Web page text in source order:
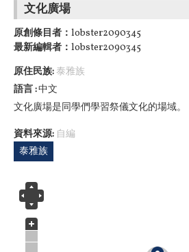
文化廣場
原創條目者： lobster2090345
最新編輯者： lobster2090345
原住民族: 泰雅族
語言 中文
文化廣場是同學們學習祭儀文化的場域。
資料來源: 自編
泰雅族